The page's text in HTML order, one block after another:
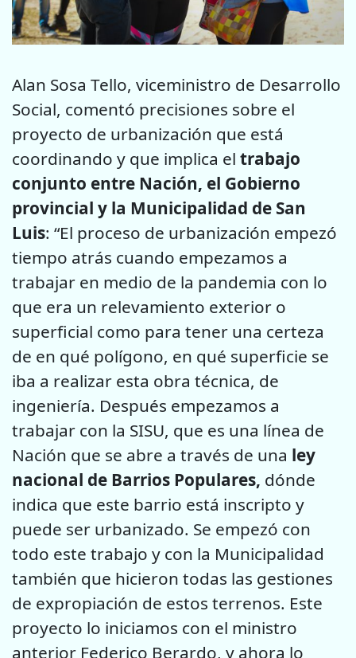
Alan Sosa Tello, viceministro de Desarrollo
Social, comentó precisiones sobre el
proyecto de urbanización que está
coordinando y que implica el trabajo
conjunto entre Nación, el Gobierno
provincial y la Municipalidad de San
Luis: “El proceso de urbanización empezó
tiempo atrás cuando empezamos a
trabajar en medio de la pandemia con lo
que era un relevamiento exterior o
superficial como para tener una certeza
de en qué polígono, en qué superficie se
iba a realizar esta obra técnica, de
ingeniería. Después empezamos a
trabajar con la SISU, que es una línea de
Nación que se abre a través de una ley
nacional de Barrios Populares, dónde
indica que este barrio está inscripto y
puede ser urbanizado. Se empezó con
todo este trabajo y con la Municipalidad
también que hicieron todas las gestiones
de expropiación de estos terrenos. Este
proyecto lo iniciamos con el ministro
anterior Federico Berardo, y ahora lo